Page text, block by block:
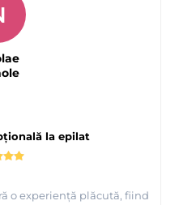
la epilat
o experiență plăcută, fiind